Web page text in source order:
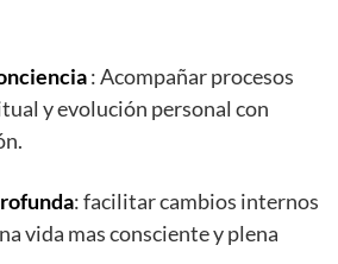
: Acompañar procesos
y evolución personal con
: facilitar cambios internos
vida mas consciente y plena